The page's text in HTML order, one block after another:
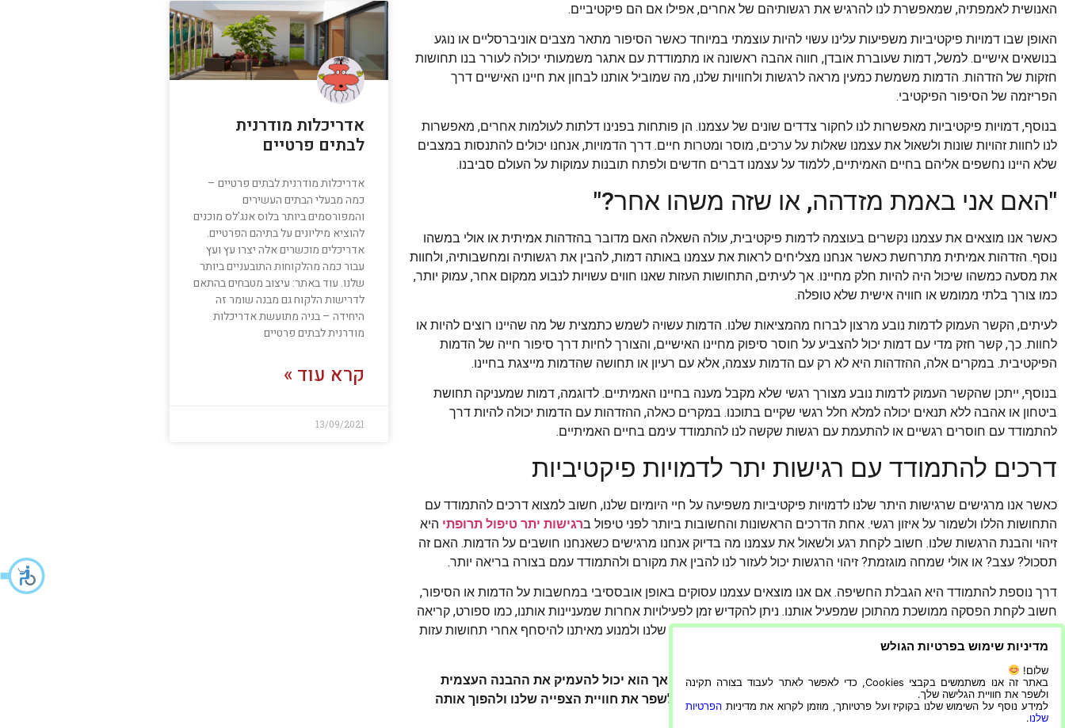
האנושית לאמפתיה, שמאפשרת לנו להרגיש את רגשותיהם של אחרים, אפילו אם הם פיקטיביים.
האופן שבו דמויות פיקטיביות משפיעות עלינו עשוי להיות עוצמתי במיוחד כאשר הסיפור מתאר מצבים אוניברסליים או נוגע
בנושאים אישיים. למשל, דמות שעוברת אובדן, חווה אהבה ראשונה או מתמודדת עם אתגר משמעותי יכולה לעורר בנו תחושות
חזקות של הזדהות. הדמות משמשת כמעין מראה לרגשות ולחוויות שלנו, מה שמוביל אותנו לבחון את חיינו האישיים דרך
הפריזמה של הסיפור הפיקטיבי.
בנוסף, דמויות פיקטיביות מאפשרות לנו לחקור צדדים שונים של עצמנו. הן פותחות בפנינו דלתות לעולמות אחרים, מאפשרות
לנו לחוות זהויות שונות ולשאול את עצמנו שאלות על ערכים, מוסר ומטרות חיים. דרך הדמויות, אנחנו יכולים להתנסות במצבים
שלא היינו נחשפים אליהם בחיים האמיתיים, ללמוד על עצמנו דברים חדשים ולפתח תובנות עמוקות על העולם סביבנו.
"האם אני באמת מזדהה, או שזה משהו אחר?"
כאשר אנו מוצאים את עצמנו נקשרים בעוצמה לדמות פיקטיבית, עולה השאלה האם מדובר בהזדהות אמיתית או אולי במשהו
נוסף. הזדהות אמיתית מתרחשת כאשר אנחנו מצליחים לראות את עצמנו באותה דמות, להבין את רגשותיה ומחשבותיה, ולחוות
את מסעה כמשהו שיכול היה להיות חלק מחיינו. אך לעיתים, התחושות העזות שאנו חווים עשויות לנבוע ממקום אחר, עמוק יותר,
כמו צורך בלתי ממומש או חוויה אישית שלא טופלה.
לעיתים, הקשר העמוק לדמות נובע מרצון לברוח מהמציאות שלנו. הדמות עשויה לשמש כתמצית של מה שהיינו רוצים להיות או
לחוות. כך, קשר חזק מדי עם דמות יכול להצביע על חוסר סיפוק מחיינו האישיים, והצורך לחיות דרך סיפור חייה של הדמות
הפיקטיבית. במקרים אלה, ההזדהות היא לא רק עם הדמות עצמה, אלא עם רעיון או תחושה שהדמות מייצגת בחיינו.
בנוסף, ייתכן שהקשר העמוק לדמות נובע מצורך רגשי שלא מקבל מענה בחיינו האמיתיים. לדוגמה, דמות שמעניקה תחושת
ביטחון או אהבה ללא תנאים יכולה למלא חלל רגשי שקיים בתוכנו. במקרים כאלה, ההזדהות עם הדמות יכולה להיות דרך
להתמודד עם חוסרים רגשיים או להתעמת עם רגשות שקשה לנו להתמודד עימם בחיים האמיתיים.
דרכים להתמודד עם רגישות יתר לדמויות פיקטיביות
כאשר אנו מרגישים שרגישות היתר שלנו לדמויות פיקטיביות משפיעה על חיי היומיום שלנו, חשוב למצוא דרכים להתמודד עם
התחושות הללו ולשמור על איזון רגשי. אחת הדרכים הראשונות והחשובות ביותר לפני טיפול ברגישות יתר טיפול תרופתי היא
זיהוי והבנת הרגשות שלנו. חשוב לקחת רגע ולשאול את עצמנו מה בדיוק אנחנו מרגישים כשאנחנו חושבים על הדמות. האם זה
תסכול? עצב? או אולי שמחה מוגזמת? זיהוי הרגשות יכול לעזור לנו להבין את מקורם ולהתמודד עמם בצורה בריאה יותר.
דרך נוספת להתמודד היא הגבלת החשיפה. אם אנו מוצאים עצמנו עסוקים באופן אובססיבי במחשבות על הדמות או הסיפור,
חשוב לקחת הפסקה ממושכת מהתוכן שמפעיל אותנו. ניתן להקדיש זמן לפעילויות אחרות שמעניינות אותנו, כמו ספורט, קריאה
או מפגשים חברתיים. כך, נוכל ליצור איזון בין העולם הפיקטיבי לבין המציאות שלנו ולמנוע מאיתנו להיסחף אחרי תחושות עזות
מדי.
הקשר העמוק שאנו עשויים לפתח עם דמויות פיקטיביות אינו תמיד קל, אך הוא יכול להעמיק את ההבנה העצמית
והאמפתיה שלנו. הכרה ברגישות שלנו והתמודדות חכמה עמה יכולים לשפר את חוויית הצפייה שלנו ולהפוך אותה
למשמעותית יותר.
אדריכלות מודרנית
לבתים פרטיים
אדריכלות מודרנית לבתים פרטיים –
כמה מבעלי הבתים העשירים
והמפורסמים ביותר בלוס אנג'לס מוכנים
להוציא מיליונים על בתיהם הפרטיים.
אדריכלים מוכשרים אלה יצרו עץ ועץ
עבור כמה מהלקוחות התובעניים ביותר
שלנו. עוד באתר: עיצוב מטבחים בהתאם
לדרישות הלקוח גם מבנה שומר זה
היחידה – בניה מתועשת אדריכלות
מודרנית לבתים פרטיים
קרא עוד »
13/09/2021
מדיניות שימוש בפרטיות הגולש
שלום!
באתר זה אנו משתמשים בקבצי Cookies, כדי לאפשר לאתר לעבוד בצורה תקינה
ולשפר את חוויית הגלישה שלך.
למידע נוסף על השימוש שלנו בקוקיז ועל פרטיותך, מוזמן לקרוא את מדיניות הפרטיות
שלנו.